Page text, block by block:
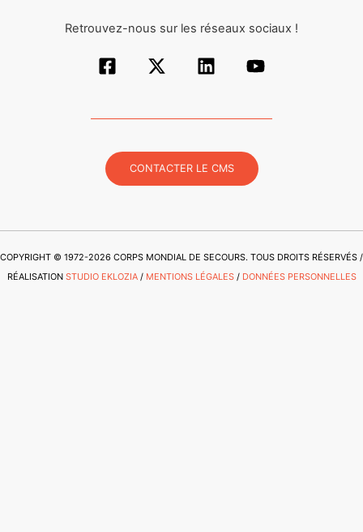
Retrouvez-nous sur les réseaux sociaux !
CONTACTER LE CMS
COPYRIGHT © 1972-2026 CORPS MONDIAL DE SECOURS. TOUS DROITS RÉSERVÉS /
RÉALISATION STUDIO EKLOZIA/ MENTIONS LÉGALES/ DONNÉES PERSONNELLES